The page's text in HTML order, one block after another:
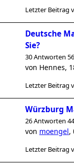
Letzter Beitrag
Deutsche
Sie?
30 Antworten
von Hennes,
Letzter Beitrag
Würzburg
26 Antworten
von moengel,
Letzter Beitrag